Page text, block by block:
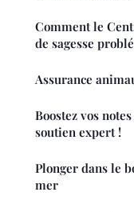
Comment le
de sagesse
Assurance
Boostez vos
soutien expert !
Plonger dans le
mer